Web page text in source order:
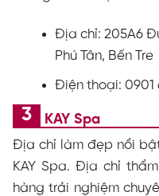
Địa chỉ: 205A6
Phú Tân, Bến Tre
Điện thoại: 0901
KAY Spa
Địa chỉ làm đẹp nổi
KAY Spa. Địa chỉ
hàng trải nghiệm